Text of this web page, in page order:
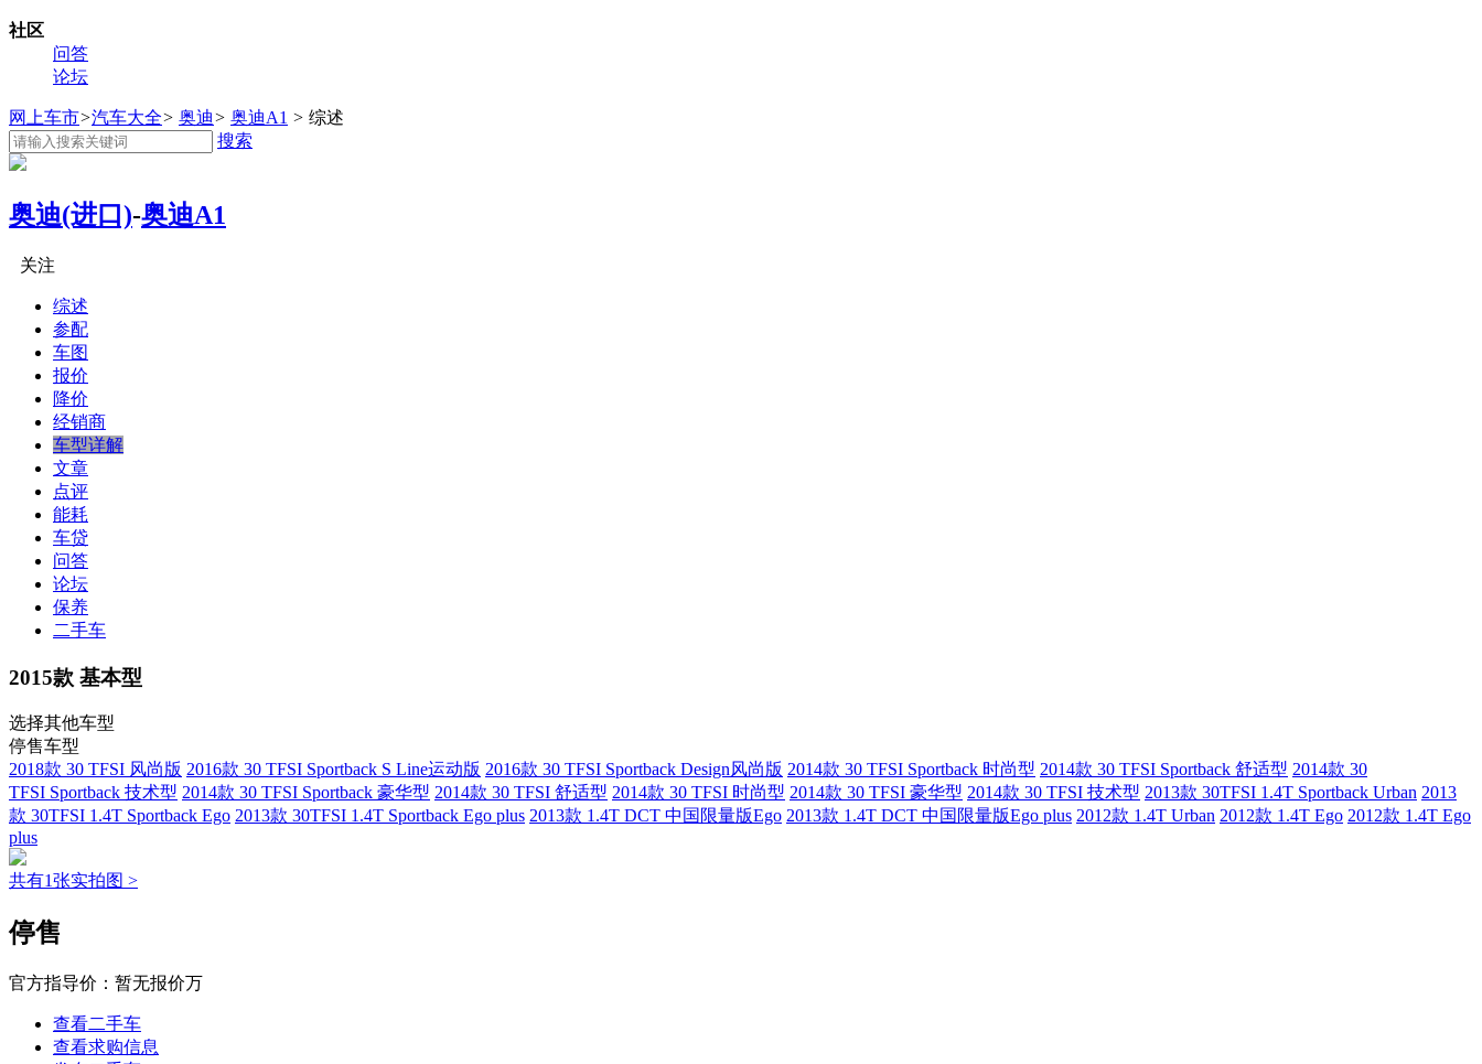
社区
问答
论坛
网上车市>汽车大全> 奥迪> 奥迪A1 > 综述
搜索
奥迪(进口)-奥迪A1
关注
综述
参配
车图
报价
降价
经销商
车型详解
文章
点评
能耗
车贷
问答
论坛
保养
二手车
2015款 基本型
选择其他车型
停售车型
2018款 30 TFSI 风尚版 2016款 30 TFSI Sportback S Line运动版 2016款 30 TFSI Sportback Design风尚版 2014款 30 TFSI Sportback 时尚型 2014款 30 TFSI Sportback 舒适型 2014款 30
TFSI Sportback 技术型 2014款 30 TFSI Sportback 豪华型 2014款 30 TFSI 舒适型 2014款 30 TFSI 时尚型 2014款 30 TFSI 豪华型 2014款 30 TFSI 技术型 2013款 30TFSI 1.4T Sportback Urban 2013
款 30TFSI 1.4T Sportback Ego 2013款 30TFSI 1.4T Sportback Ego plus 2013款 1.4T DCT 中国限量版Ego 2013款 1.4T DCT 中国限量版Ego plus 2012款 1.4T Urban 2012款 1.4T Ego 2012款 1.4T Ego
plus
共有1张实拍图 >
停售
官方指导价： 暂无报价万
查看二手车
查看求购信息